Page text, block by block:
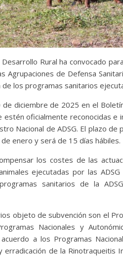
Rural ha convocado
de Defensa
los programas sanitarios
diciembre de 2025 en el
estén oficialmente reconocidas
Nacional de ADSG. El plazo
enero y será de 15 días hábiles.
los costes de las
ejecutadas por las
sanitarios de la
objeto de subvención son el
Nacionales y
a los Programas
de la Rinotraqueitis